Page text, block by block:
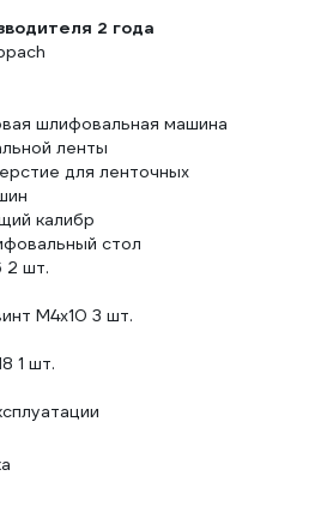
2 года
шлифовальная машина
ленты
для ленточных
калибр
стол
2 шт.
M4x10 3 шт.
1 шт.